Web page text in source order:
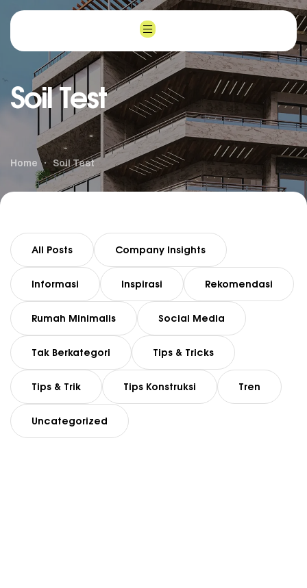
Soil Test
Home Soil Test
All Posts Company Insights
Informasi Inspirasi Rekomendasi
Rumah Minimalis Social Media
Tak Berkategori Tips & Tricks
Tips & Trik Tips Konstruksi Tren
Uncategorized